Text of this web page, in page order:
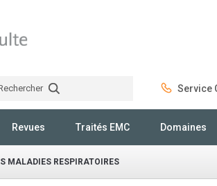
Service
Revues Traités EMC Domaines
MALADIES RESPIRATOIRES